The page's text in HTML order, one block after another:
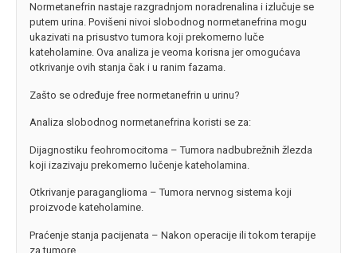
Normetanefrin nastaje razgradnjom noradrenalina i izlučuje se
putem urina. Povišeni nivoi slobodnog normetanefrina mogu
ukazivati na prisustvo tumora koji prekomerno luče
kateholamine. Ova analiza je veoma korisna jer omogućava
otkrivanje ovih stanja čak i u ranim fazama.
Zašto se određuje free normetanefrin u urinu?
Analiza slobodnog normetanefrina koristi se za:
Dijagnostiku feohromocitoma – Tumora nadbubrežnih žlezda
koji izazivaju prekomerno lučenje kateholamina.
Otkrivanje paraganglioma – Tumora nervnog sistema koji
proizvode kateholamine.
Praćenje stanja pacijenata – Nakon operacije ili tokom terapije
za tumore.